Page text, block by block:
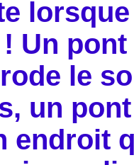
Un
le
un
endroit